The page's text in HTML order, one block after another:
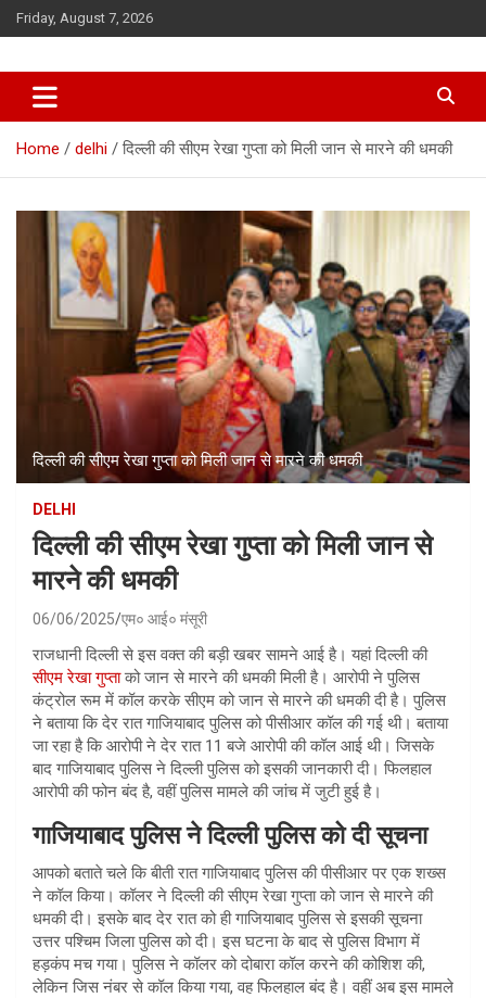
Skip
to
Friday, August 7, 2026
Home delhi दिल्ली की सीएम रेखा गुप्ता को मिली जान से मारने की धमकी
दिल्ली की सीएम रेखा गुप्ता को मिली जान से मारने की धमकी
DELHI
दिल्ली की सीएम रेखा गुप्ता को मिली जान से
मारने की धमकी
06/06/2025 एम० आई० मंसूरी
राजधानी दिल्ली से इस वक्त की बड़ी खबर सामने आई है। यहां दिल्ली की
सीएम रेखा गुप्ताको जान से मारने की धमकी मिली है। आरोपी ने पुलिस
कंट्रोल रूम में कॉल करके सीएम को जान से मारने की धमकी दी है। पुलिस
ने बताया कि देर रात गाजियाबाद पुलिस को पीसीआर कॉल की गई थी। बताया
जा रहा है कि आरोपी ने देर रात 11 बजे आरोपी की कॉल आई थी। जिसके
बाद गाजियाबाद पुलिस ने दिल्ली पुलिस को इसकी जानकारी दी। फिलहाल
आरोपी की फोन बंद है, वहीं पुलिस मामले की जांच में जुटी हुई है।
गाजियाबाद पुलिस ने दिल्ली पुलिस को दी सूचना
आपको बताते चले कि बीती रात गाजियाबाद पुलिस की पीसीआर पर एक शख्स
ने कॉल किया। कॉलर ने दिल्ली की सीएम रेखा गुप्ता को जान से मारने की
धमकी दी। इसके बाद देर रात को ही गाजियाबाद पुलिस से इसकी सूचना
उत्तर पश्चिम जिला पुलिस को दी। इस घटना के बाद से पुलिस विभाग में
हड़कंप मच गया। पुलिस ने कॉलर को दोबारा कॉल करने की कोशिश की,
लेकिन जिस नंबर से कॉल किया गया, वह फिलहाल बंद है। वहीं अब इस मामले